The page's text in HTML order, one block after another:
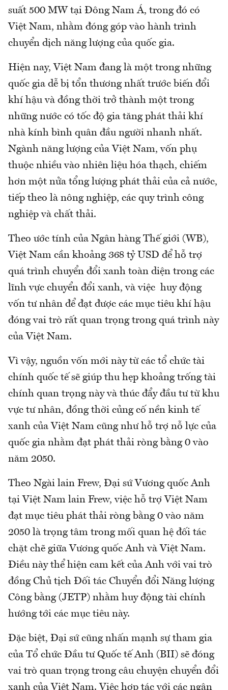
suất 500 MW tại Đông Nam Á, trong đó có
Việt Nam, nhằm đóng góp vào hành trình
chuyển dịch năng lượng của quốc gia.
Hiện nay, Việt Nam đang là một trong những
quốc gia dễ bị tổn thương nhất trước biến đổi
khí hậu và đồng thời trở thành một trong
những nước có tốc độ gia tăng phát thải khí
nhà kính bình quân đầu người nhanh nhất.
Ngành năng lượng của Việt Nam, vốn phụ
thuộc nhiều vào nhiên liệu hóa thạch, chiếm
hơn một nửa tổng lượng phát thải của cả nước,
tiếp theo là nông nghiệp, các quy trình công
nghiệp và chất thải.
Theo ước tính của Ngân hàng Thế giới (WB),
Việt Nam cần khoảng 368 tỷ USD để hỗ trợ
quá trình chuyển đổi xanh toàn diện trong các
lĩnh vực chuyển đổi xanh, và việc huy động
vốn tư nhân để đạt được các mục tiêu khí hậu
đóng vai trò rất quan trọng trong quá trình này
của Việt Nam.
Vì vậy, nguồn vốn mới này từ các tổ chức tài
chính quốc tế sẽ giúp thu hẹp khoảng trống tài
chính quan trọng này và thúc đẩy đầu tư từ khu
vực tư nhân, đồng thời củng cố nền kinh tế
xanh của Việt Nam cũng như hỗ trợ nỗ lực của
quốc gia nhằm đạt phát thải ròng bằng 0 vào
năm 2050.
Theo Ngài lain Frew, Đại sứ Vương quốc Anh
tại Việt Nam lain Frew, việc hỗ trợ Việt Nam
đạt mục tiêu phát thải ròng bằng 0 vào năm
2050 là trọng tâm trong mối quan hệ đối tác
chặt chẽ giữa Vương quốc Anh và Việt Nam.
Điều này thể hiện cam kết của Anh với vai trò
đồng Chủ tịch Đối tác Chuyển đổi Năng lượng
Công bằng (JETP) nhằm huy động tài chính
hướng tới các mục tiêu này.
Đặc biệt, Đại sứ cũng nhấn mạnh sự tham gia
của Tổ chức Đầu tư Quốc tế Anh (BII) sẽ đóng
vai trò quan trọng trong câu chuyện chuyển đổi
xanh của Việt Nam. Việc hợp tác với các ngân